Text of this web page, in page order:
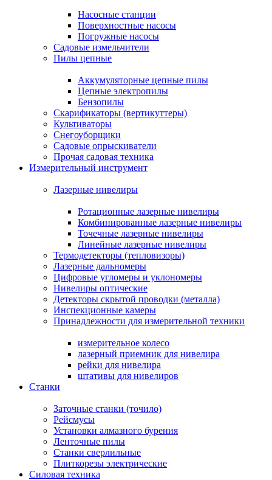
Насосные станции
Поверхностные насосы
Погружные насосы
Садовые измельчители
Пилы цепные
Аккумуляторные цепные пилы
Цепные электропилы
Бензопилы
Скарификаторы (вертикуттеры)
Культиваторы
Снегоуборщики
Садовые опрыскиватели
Прочая садовая техника
Измерительный инструмент
Лазерные нивелиры
Ротационные лазерные нивелиры
Комбинированные лазерные нивелиры
Точечные лазерные нивелиры
Линейные лазерные нивелиры
Термодетекторы (тепловизоры)
Лазерные дальномеры
Цифровые угломеры и уклономеры
Нивелиры оптические
Детекторы скрытой проводки (металла)
Инспекционные камеры
Принадлежности для измерительной техники
измерительное колесо
лазерный приемник для нивелира
рейки для нивелира
штативы для нивелиров
Станки
Заточные станки (точило)
Рейсмусы
Установки алмазного бурения
Ленточные пилы
Станки сверлильные
Плиткорезы электрические
Силовая техника